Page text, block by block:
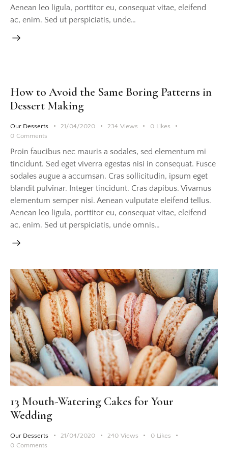
Aenean leo ligula, porttitor eu, consequat vitae, eleifend
ac, enim. Sed ut perspiciatis, unde…
How to Avoid the Same Boring Patterns in
Dessert Making
Our Desserts 21/04/2020 234 Views 0 Likes
0 Comments
Proin faucibus nec mauris a sodales, sed elementum mi
tincidunt. Sed eget viverra egestas nisi in consequat. Fusce
sodales augue a accumsan. Cras sollicitudin, ipsum eget
blandit pulvinar. Integer tincidunt. Cras dapibus. Vivamus
elementum semper nisi. Aenean vulputate eleifend tellus.
Aenean leo ligula, porttitor eu, consequat vitae, eleifend
ac, enim. Sed ut perspiciatis, unde omnis…
13 Mouth-Watering Cakes for Your
Wedding
Our Desserts 21/04/2020 240 Views 0 Likes
0 Comments